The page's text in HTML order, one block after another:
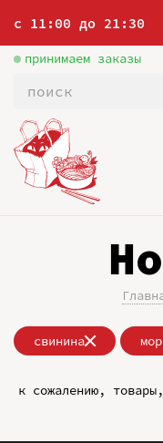
с 11:00 до 21:30
принимаем заказы
свинина
к сожалению,